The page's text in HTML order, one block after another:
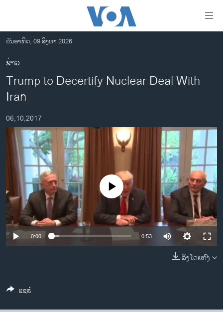
ເຂົ້າ
ຫາ
ຂ້າມ
ຂ້າມ
ຂ້າມ
ໄປ
ຫາ
ຊອກ
ອາເມຣິກາ
ຂ່າວ​ຈີນ
ໂລກ
ເອເຊຍ
ອິດສະຫຼະພາບດ້ານການຂ່າວ
ຊີວິດຊາວລາວ
ຊຸມຊົນຊາວລາວ
ວິທະຍາສາດ-ເທັກໂນໂລຈີ
ທຸລະກິດ
ວີດີໂອ
ວັນອາທິດ, 09 ສິງຫາ 2026
ຂ່າວ
Trump to Decertify Nuclear Deal With
Iran
06,10,2017
No media source currently available
0:00 0:53
ລິງໂດຍກົງ
ແຊຣ໌